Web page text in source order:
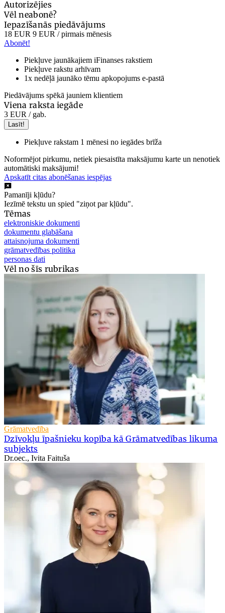
Autorizējies
Vēl neabonē?
Iepazīšanās piedāvājums
18 EUR 9 EUR / pirmais mēnesis
Abonēt!
Piekļuve jaunākajiem iFinanses rakstiem
Piekļuve rakstu arhīvam
1x nedēļā jaunāko tēmu apkopojums e-pastā
Piedāvājums spēkā jauniem klientiem
Viena raksta iegāde
3 EUR / gab.
Lasīt!
Piekļuve rakstam 1 mēnesi no iegādes brīža
Noformējot pirkumu, netiek piesaistīta maksājumu karte un nenotiek
automātiski maksājumi!
Apskatīt citas abonēšanas iespējas
Pamanīji kļūdu?
Iezīmē tekstu un spied "ziņot par kļūdu".
Tēmas
elektroniskie dokumenti
dokumentu glabāšana
attaisnojuma dokumenti
grāmatvedības politika
personas dati
Vēl no šīs rubrikas
Grāmatvedība
Dzīvokļu īpašnieku kopība kā Grāmatvedības likuma
subjekts
Dr.oec., Ivita Faituša